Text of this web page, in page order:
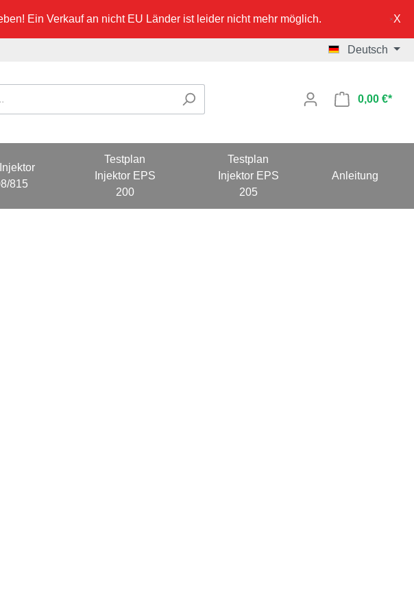
Ein Verkauf an nicht EU Länder ist leider nicht mehr möglich.
Deutsch
0,00 €*
815
Testplan
Injektor EPS
200
Testplan
Injektor EPS
205
Anleitung